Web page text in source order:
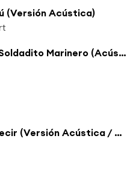
(Versión Acústica)
No Digas Nada - Soldadito Marinero (Acústico en Madrid/En Vivo)
Quien Me Iba A Decir (Versión Acústica / Una Noche En El Teatro Real / 2011)